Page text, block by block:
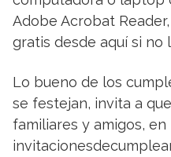
Adobe Acrobat
gratis desde aquí si no
Lo bueno de los
se festejan, invita a
familiares y amigos, en